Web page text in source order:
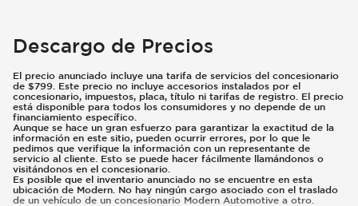
Descargo de Precios
El precio anunciado incluye una tarifa de servicios del concesionario
de $799. Este precio no incluye accesorios instalados por el
concesionario, impuestos, placa, título ni tarifas de registro. El precio
está disponible para todos los consumidores y no depende de un
financiamiento específico.
Aunque se hace un gran esfuerzo para garantizar la exactitud de la
información en este sitio, pueden ocurrir errores, por lo que le
pedimos que verifique la información con un representante de
servicio al cliente. Esto se puede hacer fácilmente llamándonos o
visitándonos en el concesionario.
Es posible que el inventario anunciado no se encuentre en esta
ubicación de Modern. No hay ningún cargo asociado con el traslado
de un vehículo de un concesionario Modern Automotive a otro.